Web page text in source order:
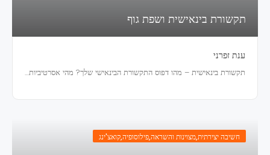
תקשורת בינאישית ושפת גוף
ענת זפרני
תקשורת בינאישית – מהו דפוס התקשורת הבינאישי שלך? מהי אסרטיביות…
חשיבה יצירתית,מצוינות והשראה,פילוסופיה,קואצ'ינג